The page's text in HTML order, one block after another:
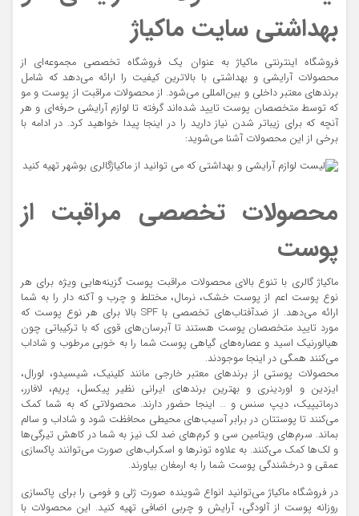
بهداشتی سایت ماکیاژ
فروشگاه اینترنتی ماکیاژ به عنوان یک فروشگاه تخصصی مجموعه‌ای از
محصولات آرایشی و بهداشتی با بالاترین کیفیت را ارائه می‌دهد که شامل
برندهای معتبر داخلی و بین‌المللی می‌شود. از محصولات مراقبت از پوست و مو
که توسط متخصصان پوست تایید شده‌اند گرفته تا لوازم آرایشی حرفه‌ای و هر
آنچه که برای زیباتر شدن نیاز دارید را در اینجا پیدا خواهید کرد. در ادامه با
برخی از این محصولات آشنا می‌شوید:
محصولات تخصصی مراقبت از
پوست
ماکیاژ گالری با تنوع بالای محصولات مراقبت پوست گزینه‌هایی ویژه برای هر
نوع پوست اعم از پوست خشک، نرمال، مختلط و چرب و آکنه دار را به شما
ارائه می‌دهد. از ضدآفتاب‌های تخصصی با SPF بالا برای هر نوع پوست که
مورد تایید متخصصان پوست هستند تا آبرسان‌های قوی که با ترکیباتی چون
هیالورنیک اسید و عصاره‌های گیاهی پوست شما را به خوبی مرطوب و شاداب
می‌کنند همگی در اینجا موجودند.
محصولات پوستی از برندهای معتبر خارجی مانند کلینیک، شیسیدو، لورال،
ایزدین و اوردینری و بهترین برندهای ایرانی نظیر پیکسل، پریم، لافارر،
درماتیپیک، دیپ سنس و … اینجا حضور دارند. محصولاتی که به شما کمک
می‌کنند تا پوستتان در برابر آسیب‌های محیطی محافظت شود و شاداب و سالم
بماند. سرم‌های ویتامین سی و کرم‌های ضد لک نیز به شما در کاهش تیرگی‌ها
و لک‌ها کمک می‌کنند. به علاوه تونرها و اسکراب‌های صورت می‌توانند پاکسازی
عمقی و درخشندگی پوست شما را به ارمغان بیاورند.
در فروشگاه ماکیاژ می‌توانید انواع شوینده صورت ژلی و فومی را برای پاکسازی
روزانه پوست از آلودگی، آرایش و چربی اضافی تهیه کنید. این محصولات با